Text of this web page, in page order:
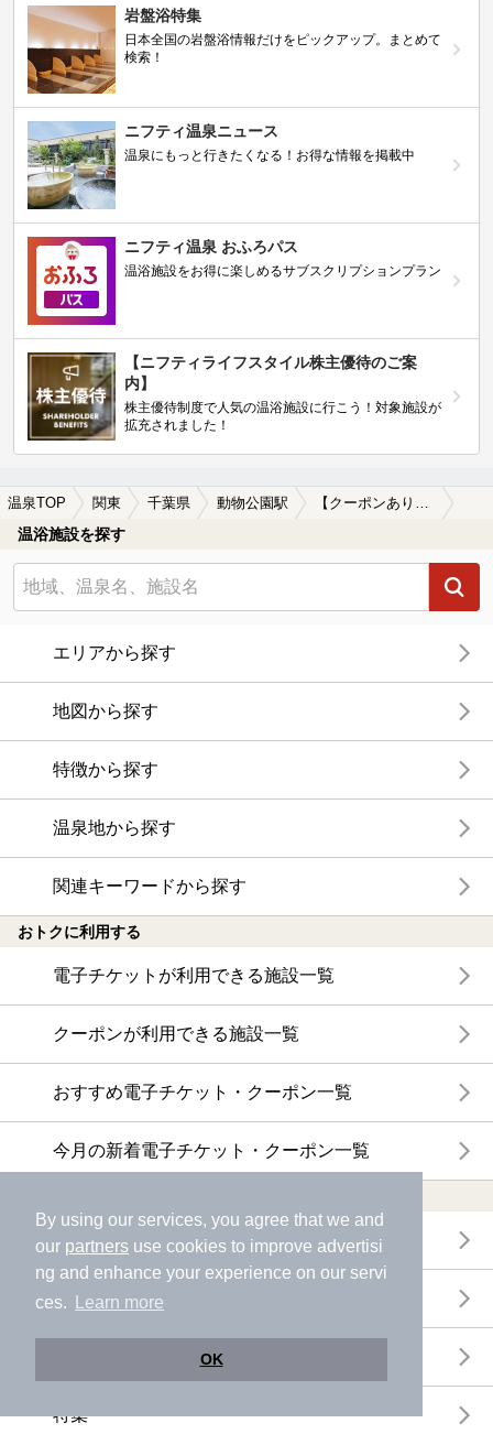
By using our services, you agree that we and
our partners use cookies to improve advertisi
ng and enhance your experience on our servi
ces.
Learn more
OK
岩盤浴特集
日本全国の岩盤浴情報だけをピックアップ。まとめて
検索！
ニフティ温泉ニュース
温泉にもっと行きたくなる！お得な情報を掲載中
ニフティ温泉 おふろパス
温浴施設をお得に楽しめるサブスクリプションプラン
【ニフティライフスタイル株主優待のご案
内】
株主優待制度で人気の温浴施設に行こう！対象施設が
拡充されました！
温泉TOP 関東 千葉県 動物公園駅
温浴施設を探す
エリアから探す
地図から探す
特徴から探す
温泉地から探す
関連キーワードから探す
おトクに利用する
電子チケットが利用できる施設一覧
クーポンが利用できる施設一覧
おすすめ電子チケット・クーポン一覧
今月の新着電子チケット・クーポン一覧
ニフティ温泉ニュース
体験レポート
特集